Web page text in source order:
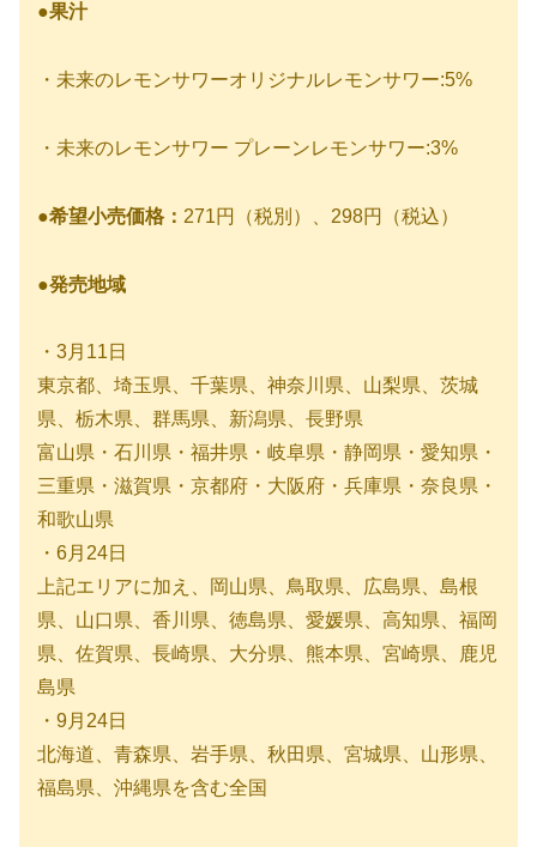
●果汁
・未来のレモンサワーオリジナルレモンサワー:5%
・未来のレモンサワー プレーンレモンサワー:3%
●希望小売価格： 271円（税別）、298円（税込）
●発売地域
・3月11日
東京都、埼玉県、千葉県、神奈川県、山梨県、茨城
県、栃木県、群馬県、新潟県、長野県
富山県・石川県・福井県・岐阜県・静岡県・愛知県・
三重県・滋賀県・京都府・大阪府・兵庫県・奈良県・
和歌山県
・6月24日
上記エリアに加え、岡山県、鳥取県、広島県、島根
県、山口県、香川県、徳島県、愛媛県、高知県、福岡
県、佐賀県、長崎県、大分県、熊本県、宮崎県、鹿児
島県
・9月24日
北海道、青森県、岩手県、秋田県、宮城県、山形県、
福島県、沖縄県を含む全国